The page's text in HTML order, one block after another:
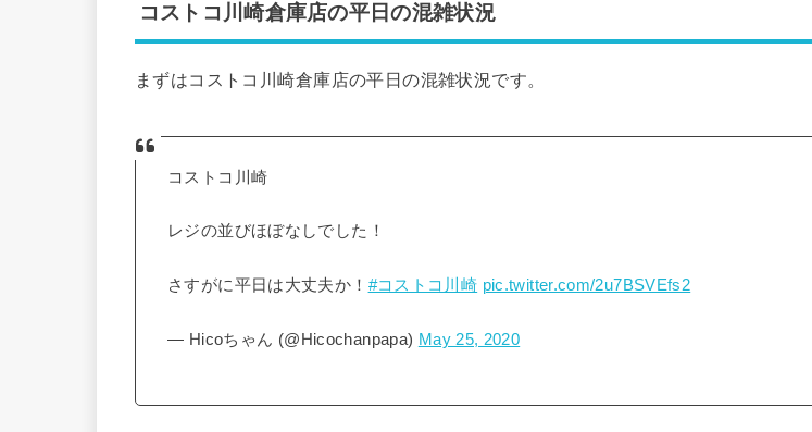
コストコ川崎倉庫店の平日の混雑状況
まずはコストコ川崎倉庫店の平日の混雑状況です。
コストコ川崎
レジの並びほぼなしでした！
さすがに平日は大丈夫か！ #コストコ川崎 pic.twitter.com/2u7BSVEfs2
— Hicoちゃん (@Hicochanpapa) May 25, 2020